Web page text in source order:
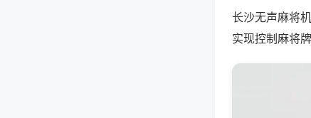
长沙无声麻将
实现控制麻将